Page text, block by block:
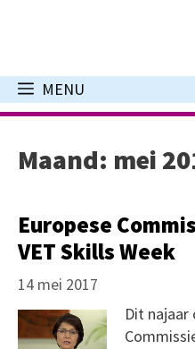
inhoud
MENU
Maand: mei
Europese
VET Skills Week
14 mei 2017
Dit najaar